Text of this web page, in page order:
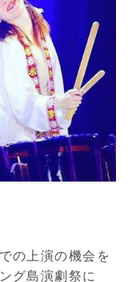
の上演の機会を
グ島演劇祭に